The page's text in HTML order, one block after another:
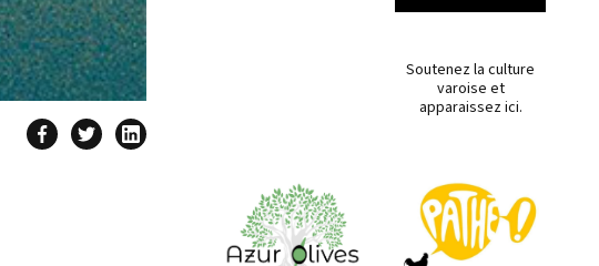
Soutenez la culture
varoise et
apparaissez ici.